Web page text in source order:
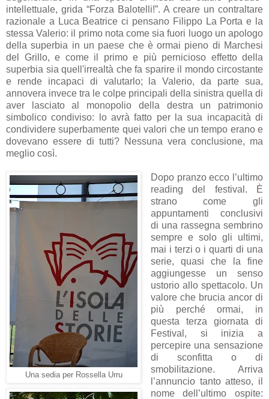
intellettuale, grida “Forza Balotelli!”. A creare un contraltare
razionale a Luca Beatrice ci pensano Filippo La Porta e la
stessa Valerio: il primo nota come sia fuori luogo un apologo
della superbia in un paese che è ormai pieno di Marchesi
del Grillo, e come il primo e più pernicioso effetto della
superbia sia quell'irrealtà che fa sparire il mondo circostante
e rende incapaci di valutarlo; la Valerio, da parte sua,
annovera invece tra le colpe principali della sinistra quella di
aver lasciato al monopolio della destra un patrimonio
simbolico condiviso: lo avrà fatto per la sua incapacità di
condividere superbamente quei valori che un tempo erano e
dovevano essere di tutti? Nessuna vera conclusione, ma
meglio così.
Una sedia per Rossella Urru
Dopo pranzo ecco l’ultimo
reading del festival. È
strano come gli
appuntamenti conclusivi
di una rassegna sembrino
sempre e solo gli ultimi,
mai i terzi o i quarti di una
serie, quasi che la fine
aggiungesse un senso
ustorio allo spettacolo. Un
valore che brucia ancor di
più perché ormai, in
questa terza giornata di
Festival, si inizia a
percepire una sensazione
di sconfitta o di
smobilitazione. Arriva
l’annuncio tanto atteso, il
nome dell’ultimo ospite: